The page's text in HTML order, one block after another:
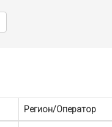
Регион/Оператор